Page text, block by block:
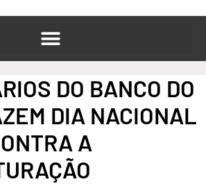
DO BANCO DO
DIA NACIONAL
A